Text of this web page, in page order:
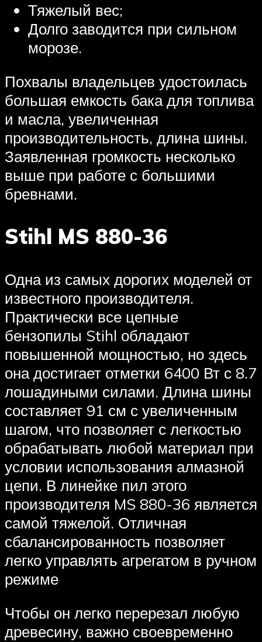
Тяжелый вес;
Долго заводится при сильном
морозе.
Похвалы владельцев удостоилась
большая емкость бака для топлива
и масла, увеличенная
производительность, длина шины.
Заявленная громкость несколько
выше при работе с большими
бревнами.
Stihl MS 880-36
Одна из самых дорогих моделей от
известного производителя.
Практически все цепные
бензопилы Stihl обладают
повышенной мощностью, но здесь
она достигает отметки 6400 Вт с 8.7
лошадиными силами. Длина шины
составляет 91 см с увеличенным
шагом, что позволяет с легкостью
обрабатывать любой материал при
условии использования алмазной
цепи. В линейке пил этого
производителя MS 880-36 является
самой тяжелой. Отличная
сбалансированность позволяет
легко управлять агрегатом в ручном
режиме
Чтобы он легко перерезал любую
древесину, важно своевременно